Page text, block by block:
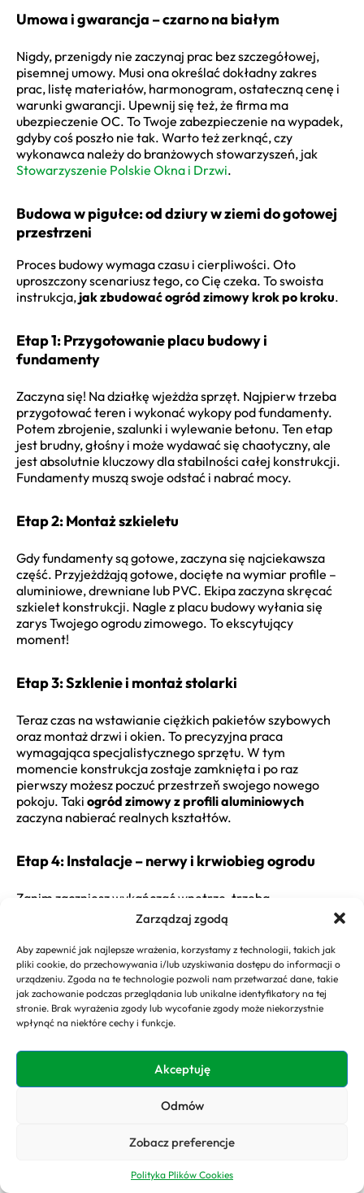
Zarządzaj zgodą
Aby zapewnić jak najlepsze wrażenia, korzystamy z technologii, takich jak
pliki cookie, do przechowywania i/lub uzyskiwania dostępu do informacji o
urządzeniu. Zgoda na te technologie pozwoli nam przetwarzać dane, takie
jak zachowanie podczas przeglądania lub unikalne identyfikatory na tej
stronie. Brak wyrażenia zgody lub wycofanie zgody może niekorzystnie
wpłynąć na niektóre cechy i funkcje.
Akceptuję
Odmów
Zobacz preferencje
Polityka Plików Cookies
Umowa i gwarancja – czarno na białym
Nigdy, przenigdy nie zaczynaj prac bez szczegółowej,
pisemnej umowy. Musi ona określać dokładny zakres
prac, listę materiałów, harmonogram, ostateczną cenę i
warunki gwarancji. Upewnij się też, że firma ma
ubezpieczenie OC. To Twoje zabezpieczenie na wypadek,
gdyby coś poszło nie tak. Warto też zerknąć, czy
wykonawca należy do branżowych stowarzyszeń, jak
Stowarzyszenie Polskie Okna i Drzwi.
Budowa w pigułce: od dziury w ziemi do gotowej
przestrzeni
Proces budowy wymaga czasu i cierpliwości. Oto
uproszczony scenariusz tego, co Cię czeka. To swoista
instrukcja, jak zbudować ogród zimowy krok po kroku.
Etap 1: Przygotowanie placu budowy i
fundamenty
Zaczyna się! Na działkę wjeżdża sprzęt. Najpierw trzeba
przygotować teren i wykonać wykopy pod fundamenty.
Potem zbrojenie, szalunki i wylewanie betonu. Ten etap
jest brudny, głośny i może wydawać się chaotyczny, ale
jest absolutnie kluczowy dla stabilności całej konstrukcji.
Fundamenty muszą swoje odstać i nabrać mocy.
Etap 2: Montaż szkieletu
Gdy fundamenty są gotowe, zaczyna się najciekawsza
część. Przyjeżdżają gotowe, docięte na wymiar profile –
aluminiowe, drewniane lub PVC. Ekipa zaczyna skręcać
szkielet konstrukcji. Nagle z placu budowy wyłania się
zarys Twojego ogrodu zimowego. To ekscytujący
moment!
Etap 3: Szklenie i montaż stolarki
Teraz czas na wstawianie ciężkich pakietów szybowych
oraz montaż drzwi i okien. To precyzyjna praca
wymagająca specjalistycznego sprzętu. W tym
momencie konstrukcja zostaje zamknięta i po raz
pierwszy możesz poczuć przestrzeň swojego nowego
pokoju. Taki ogród zimowy z profili aluminiowych
zaczyna nabierać realnych kształtów.
Etap 4: Instalacje – nerwy i krwiobieg ogrodu
Zanim zaczniesz wykańczać wnętrze, trzeba
rozprowadzić wszystkie instalacje: kable elektryczne do
oświetlenia i gniazdek, rurki do ogrzewania podłogowego
lub grzejników, kanały wentylacyjne. To trochę jak
układanie układu nerwowego i krwionośnego Twojego
ogrodu. Ważne, żeby wszystko było dobrze zaplanowane.
Etap 5: Wykończeniówka i wielki finał
Ostatnia prosta. Układanie podłogi, malowanie ścian
łączących z domem, montaż parapetów, oświetlenia. To
prace, które nadają wnętrzu ostateczny charakter. Na
koniec wielkie sprzątanie i odbiór techniczny.
czy drzwi lekko się otwierają. Jeśli wszystko jest OK –